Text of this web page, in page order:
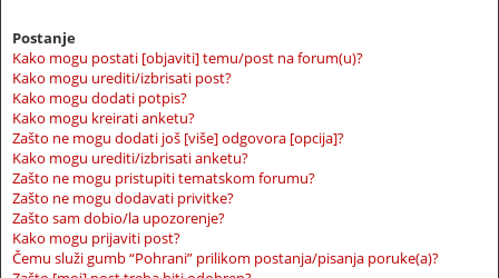
Postanje
Kako mogu postati [objaviti] temu/post na forum(u)?
Kako mogu urediti/izbrisati post?
Kako mogu dodati potpis?
Kako mogu kreirati anketu?
Zašto ne mogu dodati još [više] odgovora [opcija]?
Kako mogu urediti/izbrisati anketu?
Zašto ne mogu pristupiti tematskom forumu?
Zašto ne mogu dodavati privitke?
Zašto sam dobio/la upozorenje?
Kako mogu prijaviti post?
Čemu služi gumb “Pohrani” prilikom postanja/pisanja poruke(a)?